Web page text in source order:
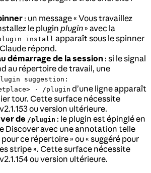
: un message « Vous travaillez
le plugin plugin» avec la
install apparaît sous le spinner
répond.
démarrage de la session : si le signal
au répertoire de travail, une
suggestion:
· /plugin d’une ligne apparaît
tour. Cette surface nécessite
ou version ultérieure.
de /plugin : le plugin est épinglé en
Discover avec une annotation telle
ce répertoire » ou « suggéré pour
stripe ». Cette surface nécessite
ou version ultérieure.